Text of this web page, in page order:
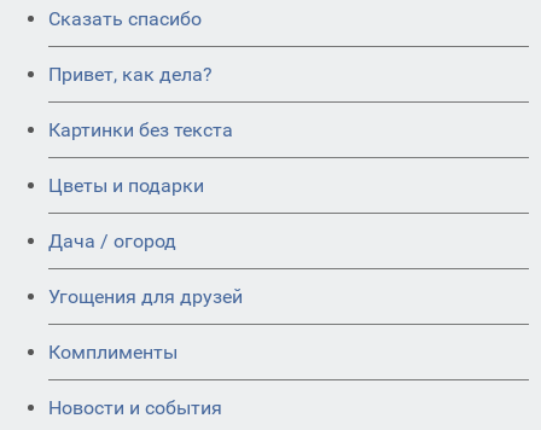
Сказать спасибо
Привет, как дела?
Картинки без текста
Цветы и подарки
Дача / огород
Угощения для друзей
Комплименты
Новости и события